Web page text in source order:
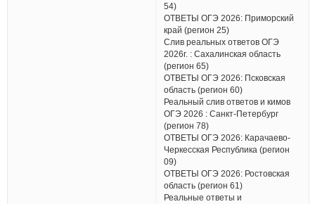
54)
ОТВЕТЫ ОГЭ 2026: Приморский
край (регион 25)
Слив реальных ответов ОГЭ
2026г. : Сахалинская область
(регион 65)
ОТВЕТЫ ОГЭ 2026: Псковская
область (регион 60)
Реальный слив ответов и кимов
ОГЭ 2026 : Санкт-Петербург
(регион 78)
ОТВЕТЫ ОГЭ 2026: Карачаево-
Черкесская Республика (регион
09)
ОТВЕТЫ ОГЭ 2026: Ростовская
область (регион 61)
Реальные ответы и